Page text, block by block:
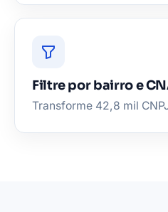
Filtre por bairro e
Transforme 42,8 mil